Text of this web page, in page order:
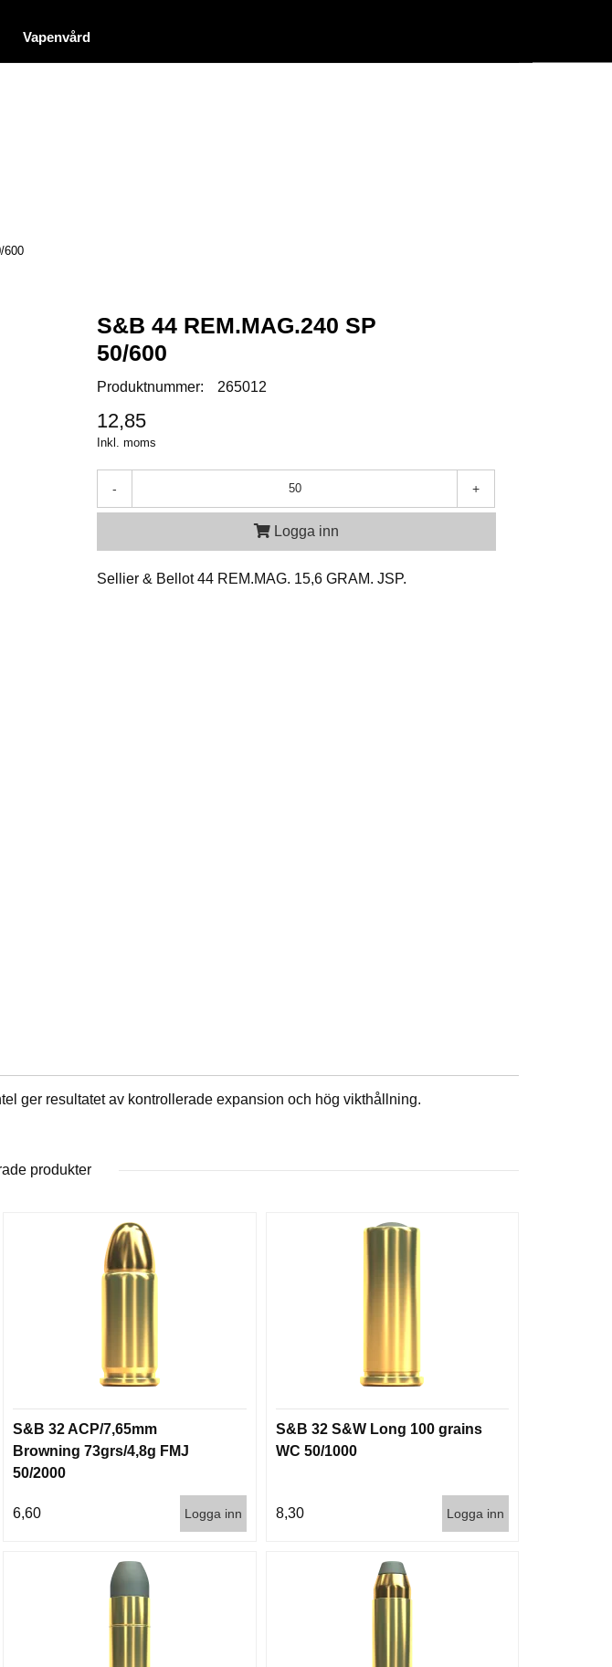
Vapenvård
600
S&B 44 REM.MAG.240 SP
50/600
Produktnummer: 265012
12,85
Inkl. moms
- +
Logga inn
Sellier & Bellot 44 REM.MAG. 15,6 GRAM. JSP.
ger resultatet av kontrollerade expansion och hög vikthållning.
produkter
S&B 32 ACP/7,65mm
Browning 73grs/4,8g FMJ
50/2000
6,60 Logga inn
S&B 32 S&W Long 100 grains
WC 50/1000
8,30 Logga inn